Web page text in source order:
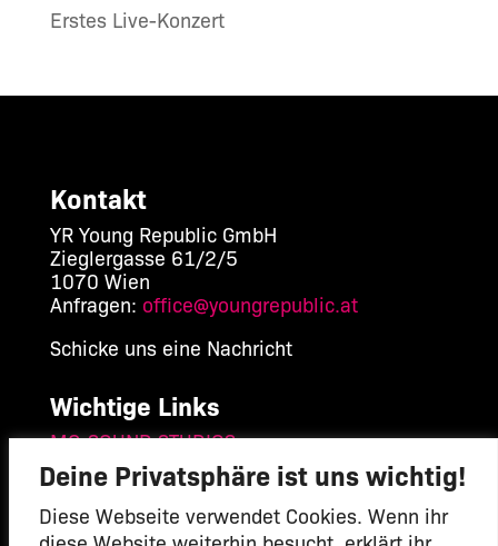
Deine Privatsphäre ist uns wichtig!
Diese Webseite verwendet Cookies. Wenn ihr
Erstes Live-Konzert
Kontakt
YR Young Republic GmbH
Zieglergasse 61/2/5
1070 Wien
Anfragen: office@youngrepublic.at
Schicke uns eine Nachricht
Wichtige Links
MG-SOUND STUDIOS
Mach mit
Datenschutzerklärung
Impressum